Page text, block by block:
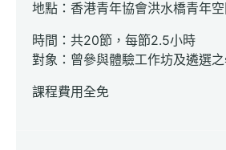
地點：香港青年協會洪水橋青年空
時間：共20節，每節2.5小時
對象：曾參與體驗工作坊及遴選
課程費用全免